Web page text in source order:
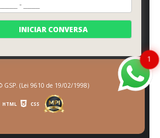
Categorias
Mapa do site
GSP. (Lei 9610 de 19/02/1998)
HTML CSS
1
INICIAR CONVERSA